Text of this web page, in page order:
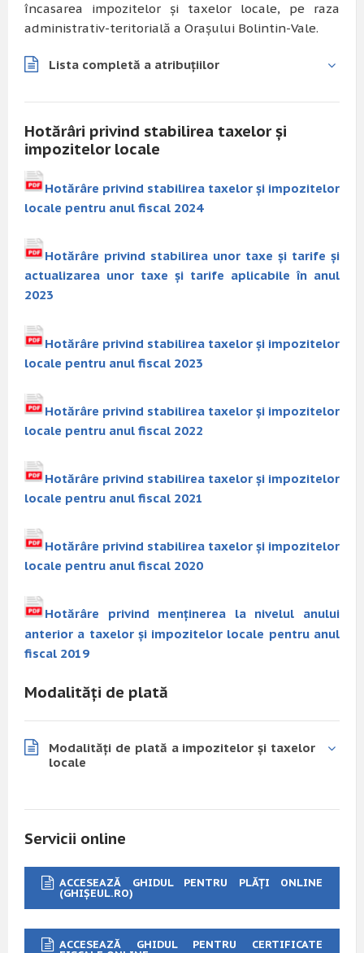
încasarea impozitelor și taxelor locale, pe raza
administrativ-teritorială a Orașului Bolintin-Vale.
Lista completă a atribuțiilor
Hotărâri privind stabilirea taxelor și
impozitelor locale
Hotărâre privind stabilirea taxelor și impozitelor
locale pentru anul fiscal 2024
Hotărâre privind stabilirea unor taxe și tarife și
actualizarea unor taxe și tarife aplicabile în anul
2023
Hotărâre privind stabilirea taxelor și impozitelor
locale pentru anul fiscal 2023
Hotărâre privind stabilirea taxelor și impozitelor
locale pentru anul fiscal 2022
Hotărâre privind stabilirea taxelor și impozitelor
locale pentru anul fiscal 2021
Hotărâre privind stabilirea taxelor și impozitelor
locale pentru anul fiscal 2020
Hotărâre privind menţinerea la nivelul anului
anterior a taxelor şi impozitelor locale pentru anul
fiscal 2019
Modalități de plată
Modalități de plată a impozitelor și taxelor
locale
Servicii online
ACCESEAZĂ GHIDUL PENTRU PLĂȚI ONLINE
(GHIȘEUL.RO)
ACCESEAZĂ GHIDUL PENTRU CERTIFICATE